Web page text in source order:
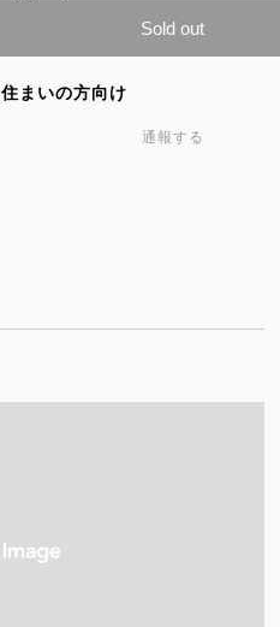
Sold out
まいの方向け
通報する